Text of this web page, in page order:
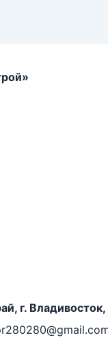
г.